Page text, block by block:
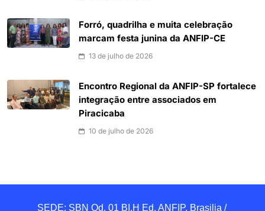
Forró, quadrilha e muita celebração
marcam festa junina da ANFIP-CE
13 de julho de 2026
Encontro Regional da ANFIP-SP fortalece
integração entre associados em
Piracicaba
10 de julho de 2026
SEDE: SBN Qd. 01 BI.H Ed. ANFIP, Brasilia /